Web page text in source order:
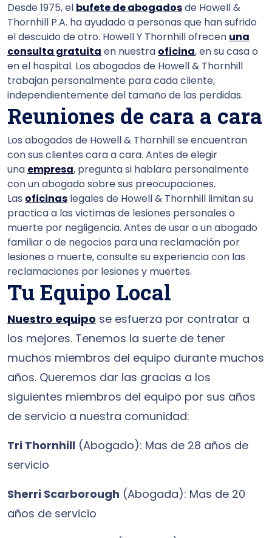
Desde 1975, el bufete de abogadosde Howell &
Thornhill P.A. ha ayudado a personas que han sufrido
el descuido de otro. Howell Y Thornhill ofrecen una
consulta gratuita en nuestra oficina, en su casa o
en el hospital. Los abogados de Howell & Thornhill
trabajan personalmente para cada cliente,
independientemente del tamaño de las perdidas.
Reuniones de cara a cara
Los abogados de Howell & Thornhill se encuentran
con sus clientes cara a cara. Antes de elegir
una empresa, pregunta si hablara personalmente
con un abogado sobre sus preocupaciones.
Las oficinas legales de Howell & Thornhill limitan su
practica a las victimas de lesiones personales o
muerte por negligencia. Antes de usar a un abogado
familiar o de negocios para una reclamación por
lesiones o muerte, consulte su experiencia con las
reclamaciones por lesiones y muertes.
Tu Equipo Local
Nuestro equipo se esfuerza por contratar a
los mejores. Tenemos la suerte de tener
muchos miembros del equipo durante muchos
años. Queremos dar las gracias a los
siguientes miembros del equipo por sus años
de servicio a nuestra comunidad:
Tri Thornhill (Abogado): Mas de 28 años de
servicio
Sherri Scarborough (Abogada): Mas de 20
años de servicio